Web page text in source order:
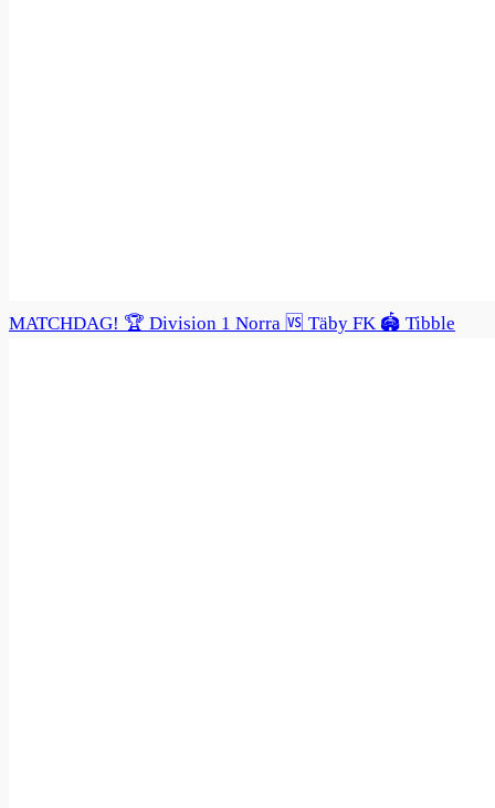
MATCHDAG! 🏆 Division 1 Norra 🆚 Täby FK 🏟️ Tibble